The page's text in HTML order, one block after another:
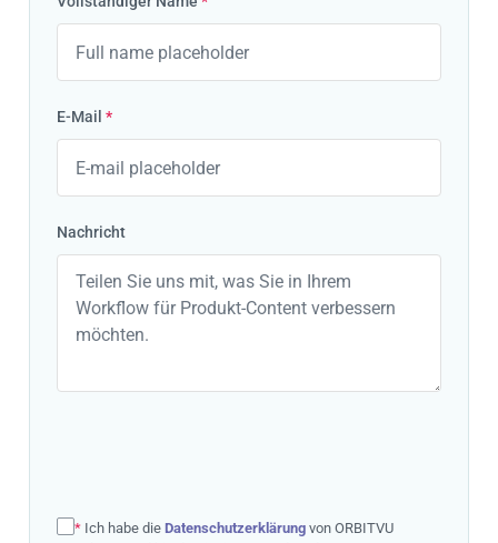
E-Mail *
Nachricht
* Ich habe die Datenschutzerklärung von ORBITVU